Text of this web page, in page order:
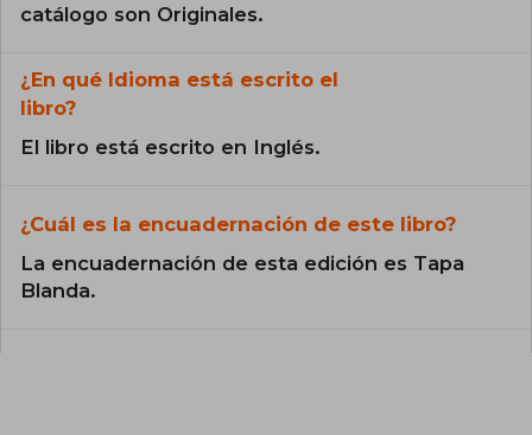
catálogo son Originales.
¿En qué Idioma está escrito el
libro?
El libro está escrito en Inglés.
¿Cuál es la encuadernación de este libro?
La encuadernación de esta edición es Tapa
Blanda.